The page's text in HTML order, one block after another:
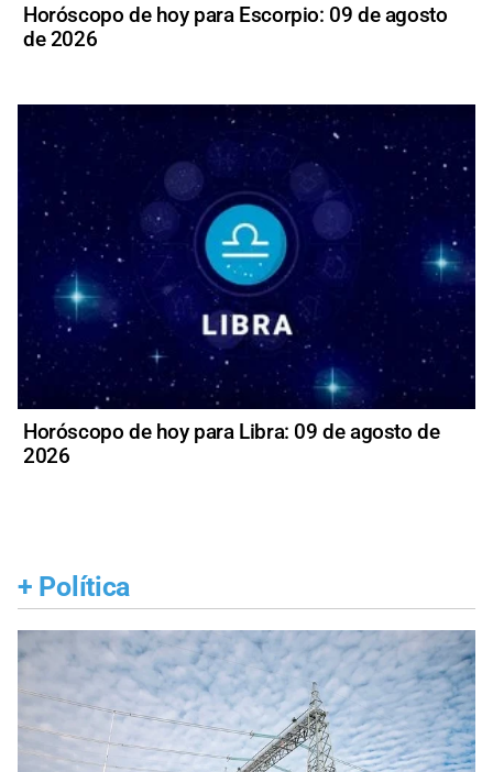
Horóscopo de hoy para Escorpio: 09 de agosto
de 2026
Horóscopo de hoy para Libra: 09 de agosto de
2026
+ Política